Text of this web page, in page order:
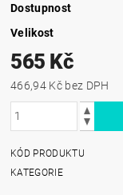
Dostupnost
Velikost
565 Kč
466,94 Kč bez DPH
KÓD PRODUKTU
KATEGORIE